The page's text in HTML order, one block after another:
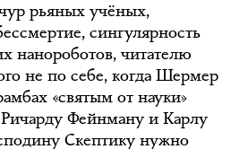
рьяных учёных,
сингулярность
нанороботов, читателю
не по себе, когда Шермер
«святым от науки»
Фейнману и Карлу
Скептику нужно